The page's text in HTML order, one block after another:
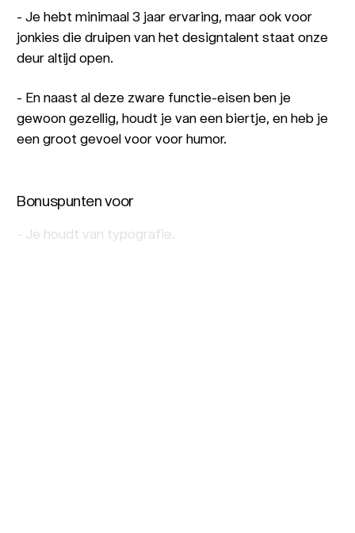
- Je hebt minimaal 3 jaar ervaring, maar ook voor
jonkies die druipen van het designtalent staat onze
deur altijd open.
- En naast al deze zware functie-eisen ben je
gewoon gezellig, houdt je van een biertje, en heb je
een groot gevoel voor voor humor.
Bonuspunten voor
- Je houdt van typografie.